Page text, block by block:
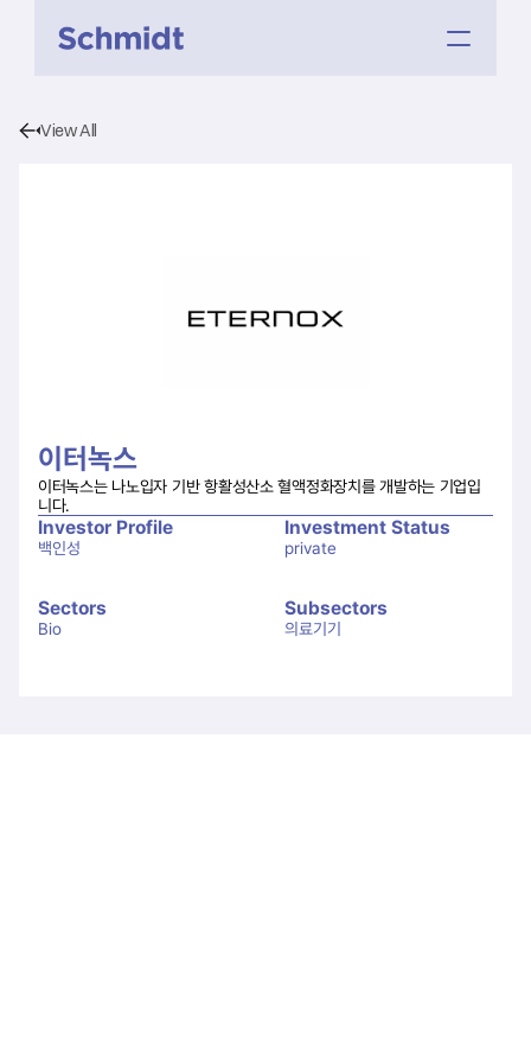
View All
이터녹스
이터녹스는 나노입자 기반 항활성산소 혈액정화장치를 개발하는 기업입
니다.
Investor Profile
백인성
Investment Status
private
Sectors
Bio
Subsectors
의료기기